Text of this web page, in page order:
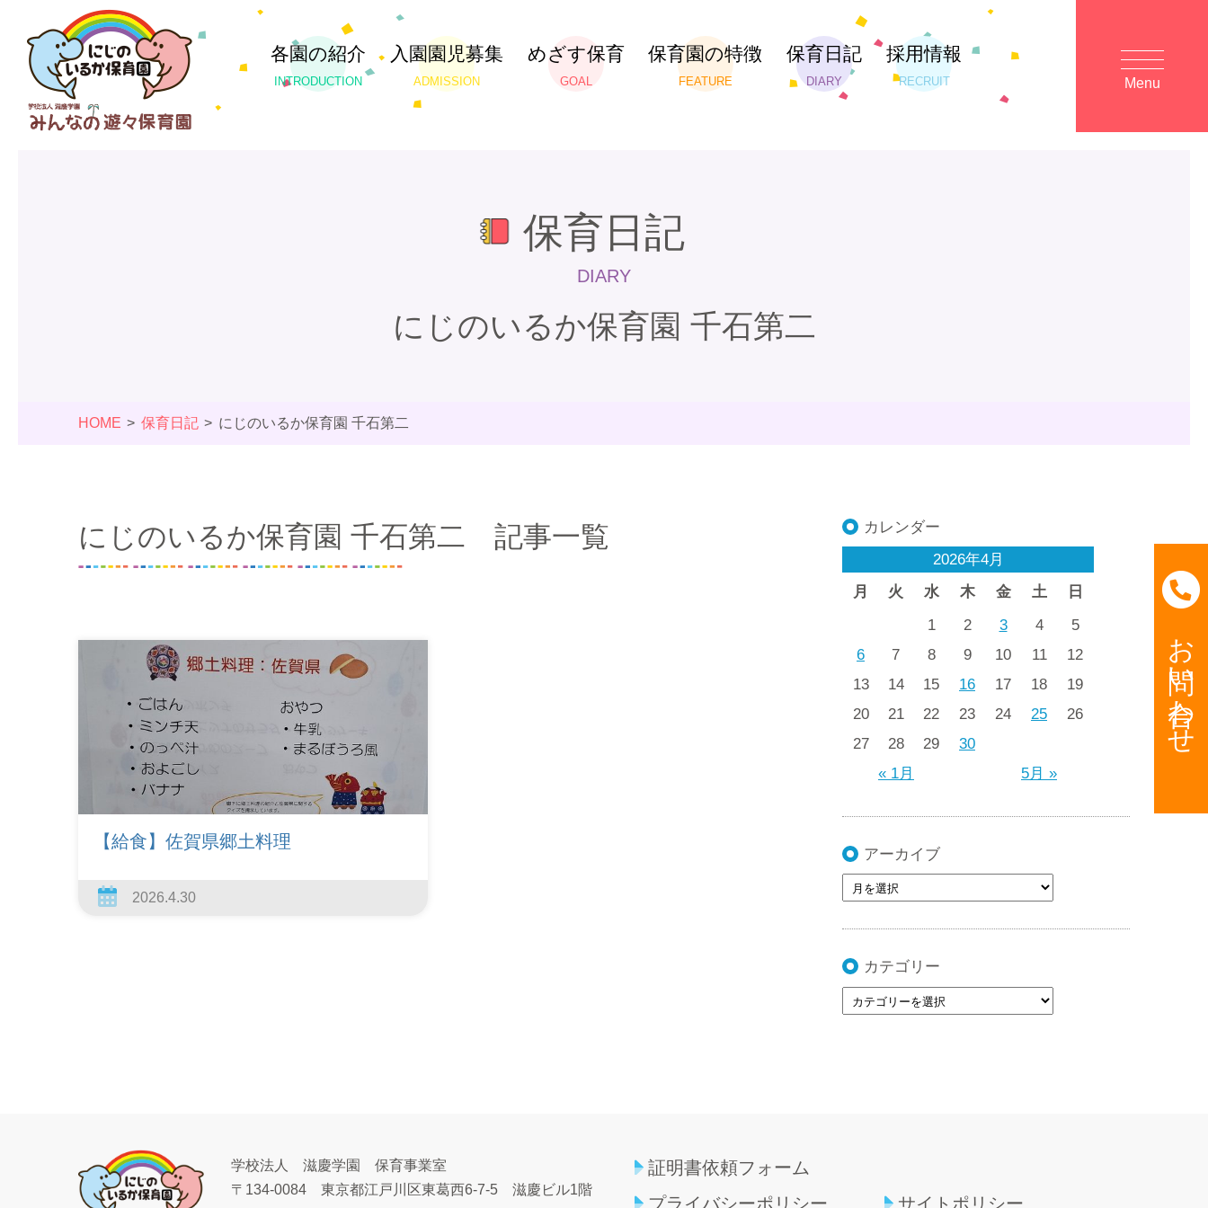
各園の紹介
INTRODUCTION
入園園児募集
ADMISSION
めざす保育
GOAL
保育園の特徴
FEATURE
保育日記
DIARY
採用情報
RECRUIT Menu
保育日記
DIARY
にじのいるか保育園 千石第二
HOME 保育日記 にじのいるか保育園 千石第二
にじのいるか保育園 千石第二 記事一覧
【給食】佐賀県郷土料理
2026.4.30
カレンダー
2026年4月
月
火 水 木 金 土 日
« 1月 5月 »
1 2 3 4
5
6
7 8 9 10 11
12
13
14 15 16 17 18
19
20
21 22 23 24 25
26
27
28 29 30
アーカイブ
カテゴリー
お問い合わせ
学校法人 滋慶学園 保育事業室
〒134-0084 東京都江戸川区東葛西6-7-5 滋慶ビル1階
証明書依頼フォーム
プライバシーポリシー
サイトポリシー